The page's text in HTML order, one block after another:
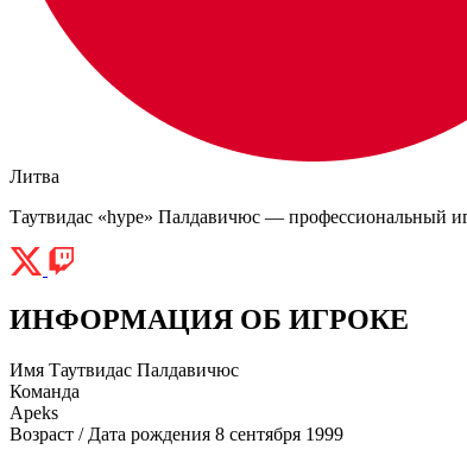
Литва
Таутвидас «hype» Палдавичюс — профессиональный
ИНФОРМАЦИЯ ОБ ИГРОКЕ
Имя Таутвидас Палдавичюс
Команда
Apeks
Возраст / Дата рождения 8 сентября 1999